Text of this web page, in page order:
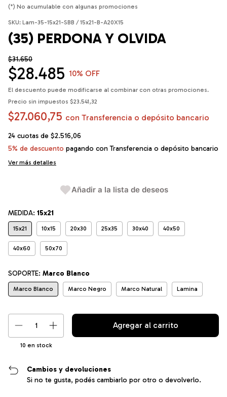
(*) No acumulable con algunas promociones
SKU: Lam-35-15x21-SBB / 15x21-B-A20X15
(35) PERDONA Y OLVIDA
$31.650
$28.485 10% OFF
El descuento puede modificarse al combinar con otras promociones.
Precio sin impuestos $23.541,32
$27.060,75 con Transferencia o depósito bancario
24 cuotas de $2.516,06
5% de descuento pagando con Transferencia o depósito bancario
Ver más detalles
Añadir a la lista de deseos
MEDIDA: 15x21
15x21 10x15 20x30 25x35 30x40 40x50
40x60 50x70
SOPORTE: Marco Blanco
Marco Blanco Marco Negro Marco Natural Lamina
10 en stock
Cambios y devoluciones
Si no te gusta, podés cambiarlo por otro o devolverlo.